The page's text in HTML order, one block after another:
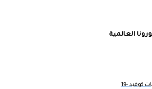
العالمية
كوفيد -19